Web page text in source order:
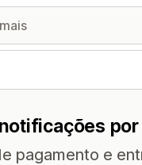
pagamento e